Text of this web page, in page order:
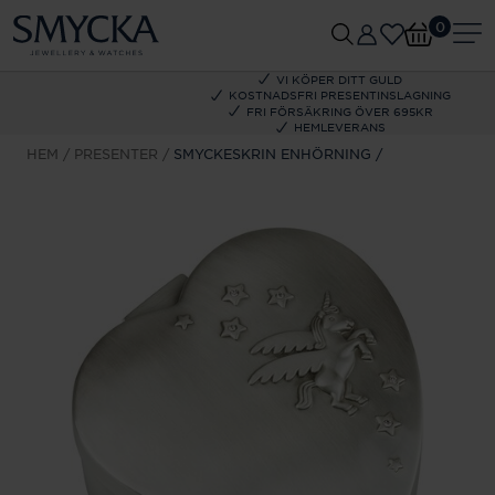
VI KÖPER DITT GULD
KOSTNADSFRI PRESENTINSLAGNING
FRI FÖRSÄKRING ÖVER 695KR
HEMLEVERANS
0
HEM PRESENTER SMYCKESKRIN ENHÖRNING